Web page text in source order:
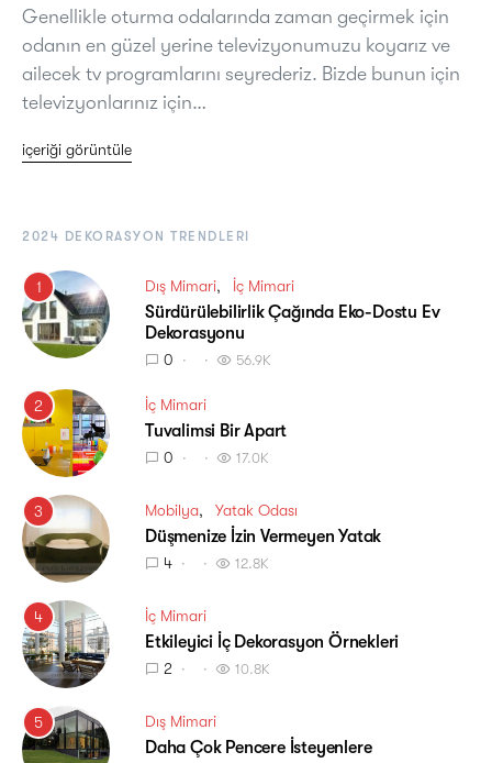
Genellikle oturma odalarında zaman geçirmek için
odanın en güzel yerine televizyonumuzu koyarız ve
ailecek tv programlarını seyrederiz. Bizde bunun için
televizyonlarınız için…
içeriği görüntüle
2024 DEKORASYON TRENDLERI
1 Dış Mimari İç Mimari
Sürdürülebilirlik Çağında Eko-Dostu Ev
Dekorasyonu
0 56.9K
2 İç Mimari
Tuvalimsi Bir Apart
0 17.0K
3 Mobilya Yatak Odası
Düşmenize İzin Vermeyen Yatak
4 12.8K
4 İç Mimari
Etkileyici İç Dekorasyon Örnekleri
2 10.8K
5 Dış Mimari
Daha Çok Pencere İsteyenlere